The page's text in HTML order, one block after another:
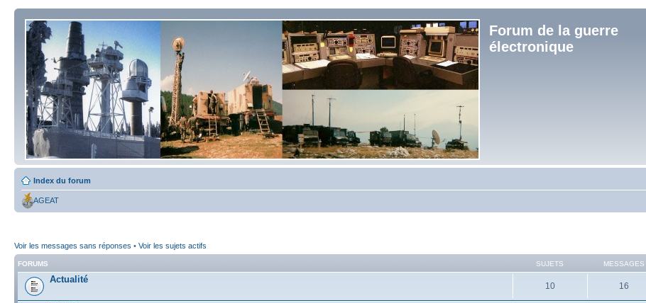
Forum de la guerre
électronique
Index du forum
AGEAT
Voir les messages sans réponses • Voir les sujets actifs
FORUMS SUJETS MESSAGES
Actualité
10 16